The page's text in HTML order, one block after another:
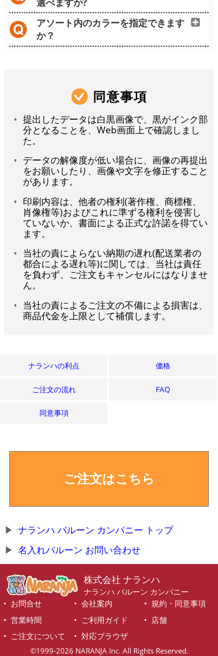
アソート内のカラーを指定できます
か？
同意事項
提出したデータは白黒画像で、黒がインク部
分となることを、Web画面上で確認しまし
た。
データの解像度が低い場合に、画像の再提出
をお願いしたり、画像や文字を修正すること
があります。
印刷内容は、他者の権利(著作権、商標権、
肖像権等)およびこれに準ずる権利を侵害し
ていないか、書面による正式な許諾を得てい
ます。
当社の責によらない納期の遅れ(配送業者の
都合による遅れ等)に関しては、当社は責任
を負わず、ご注文もキャンセルにはなりませ
ん。
当社の責によるご注文の不備による損害は、
商品代金を上限として補償します。
ナランハの利点 価格
ご注文の流れ FAQ
同意事項
ご注文はこちら
ナランハ バルーン カンパニー トップ
名入れバルーン お問い合わせ
株式会社 ナランハ
ナランハ バルーン カンパニー
お問合せ
会社案内
規約・同意事項
営業時間
ご利用ガイド
店舗
ご注文について
対応ブラウザ
©1999-2026 NARANJA Inc. All Rights Reserved.